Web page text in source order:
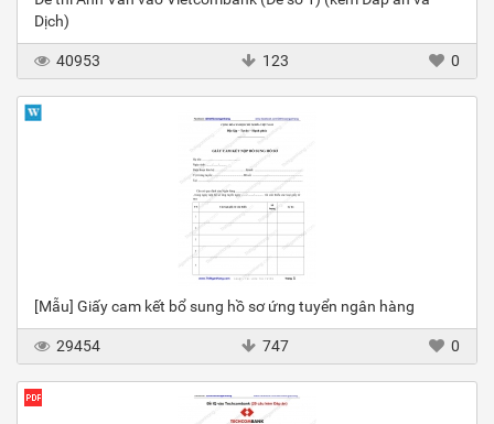
Dịch)
40953 123 0
[Mẫu] Giấy cam kết bổ sung hồ sơ ứng tuyển ngân hàng
29454 747 0